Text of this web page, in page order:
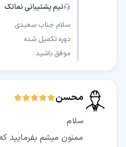
تیم پشتیبانی نماتک
موفق باشید
محسن
ممنون میشم بفرمایید